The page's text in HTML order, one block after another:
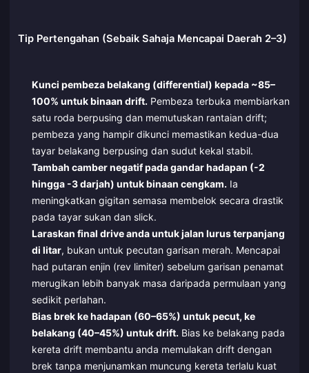
Tip Pertengahan (Sebaik Sahaja Mencapai Daerah 2–3)
Kunci pembeza belakang (differential) kepada ~85–
100% untuk binaan drift. Pembeza terbuka membiarkan
satu roda berpusing dan memutuskan rantaian drift;
pembeza yang hampir dikunci memastikan kedua-dua
tayar belakang berpusing dan sudut kekal stabil.
Tambah camber negatif pada gandar hadapan (-2
hingga -3 darjah) untuk binaan cengkam. Ia
meningkatkan gigitan semasa membelok secara drastik
pada tayar sukan dan slick.
Laraskan final drive anda untuk jalan lurus terpanjang
di litar, bukan untuk pecutan garisan merah. Mencapai
had putaran enjin (rev limiter) sebelum garisan penamat
merugikan lebih banyak masa daripada permulaan yang
sedikit perlahan.
Bias brek ke hadapan (60–65%) untuk pecut, ke
belakang (40–45%) untuk drift. Bias ke belakang pada
kereta drift membantu anda memulakan drift dengan
brek tanpa menjunamkan muncung kereta terlalu kuat